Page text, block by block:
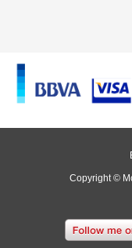
Copyright ©